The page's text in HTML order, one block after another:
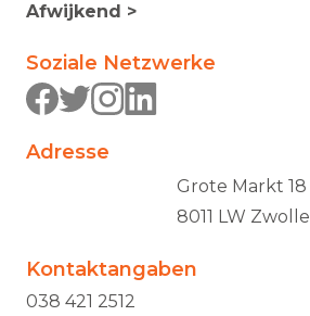
Afwijkend >
Soziale Netzwerke
Adresse
Grote Markt 18
8011 LW Zwolle
Kontaktangaben
038 421 2512